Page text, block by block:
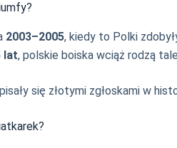
2003–2005, kiedy to Polki
lat, polskie boiska wciąż rodzą
się złotymi zgłoskami w